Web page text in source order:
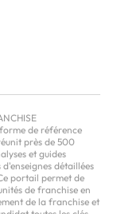
de référence
près de 500
et guides
détaillées
portail permet de
de franchise en
de la franchise et